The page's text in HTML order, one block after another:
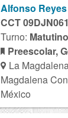
Alfonso Reyes
CCT
Turno: Matutino
Preescolar,
La
Magdalena
México